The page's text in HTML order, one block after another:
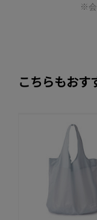
※会
こちらもおす